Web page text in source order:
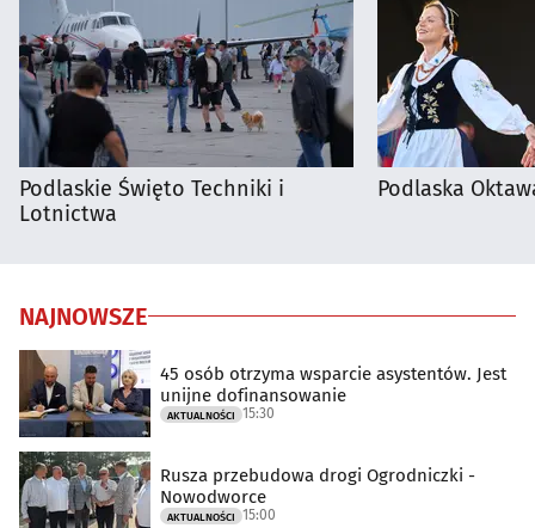
Podlaskie Święto Techniki i
Lotnictwa
Podlaska
NAJNOWSZE
45 osób otrzyma wsparcie asystentów. Jest
unijne dofinansowanie
AKTUALNOŚCI 15:30
Rusza przebudowa drogi Ogrodniczki -
Nowodworce
AKTUALNOŚCI 15:00